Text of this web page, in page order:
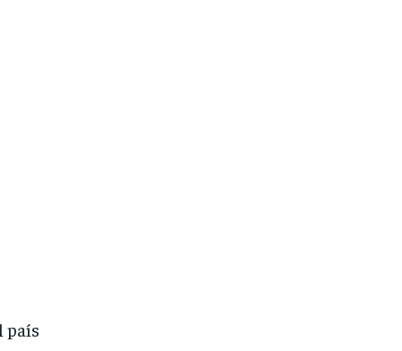
país